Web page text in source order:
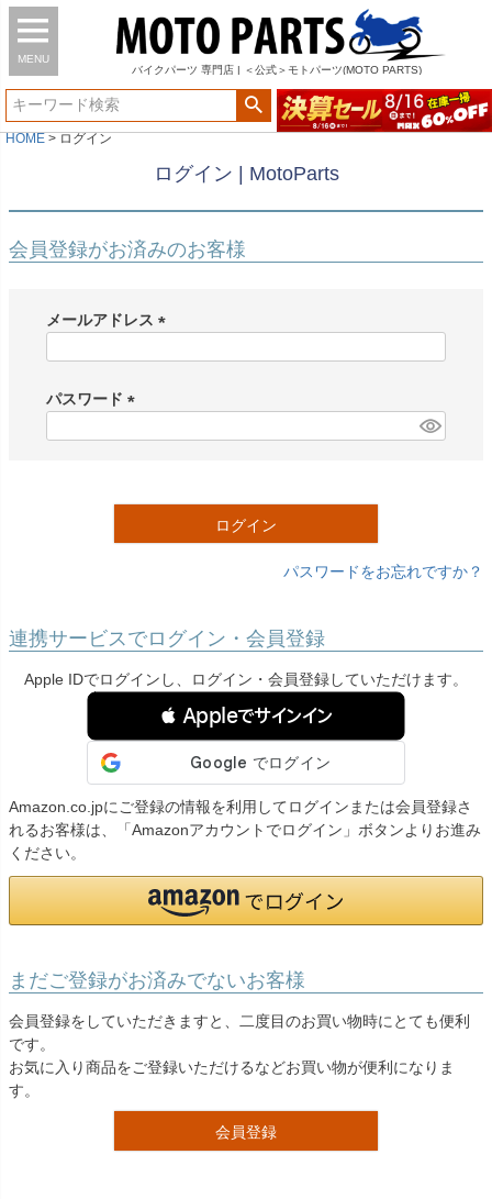
MENU
バイク パーツ 専門店 | ＜公式＞モトパーツ(MOTO PARTS)
HOME ログイン
ログイン | MotoParts
会員登録がお済みのお客様
メールアドレス
)
パスワード
ログイン
パスワードをお忘れですか？
連携サービスでログイン・会員登録
Apple IDでログインし、ログイン・会員登録していただけます。
 Appleでサインイン
Amazon.co.jpにご登録の情報を利用してログインまたは会員登録さ
れるお客様は、「Amazonアカウントでログイン」ボタンよりお進み
ください。
まだご登録がお済みでないお客様
会員登録をしていただきますと、二度目のお買い物時にとても便利
です。
お気に入り商品をご登録いただけるなどお買い物が便利になりま
す。
会員登録